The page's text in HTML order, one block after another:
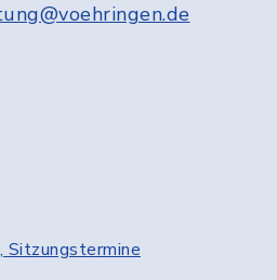
Sitzungstermine